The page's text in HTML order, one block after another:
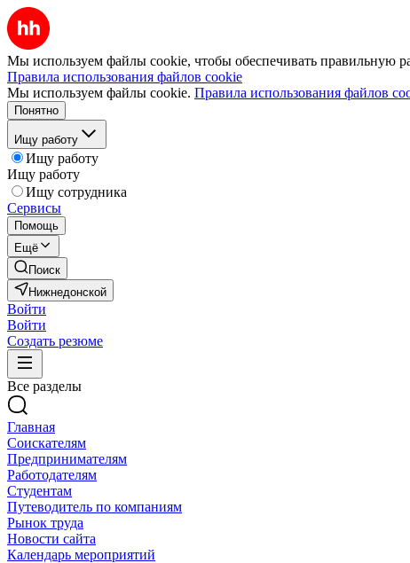
Мы используем файлы cookie, чтобы обеспечивать правильную
Правила использования файлов cookie
Мы используем файлы cookie. Правила использования файлов
Понятно
Ищу работу
Ищу работу
Ищу работу
Ищу сотрудника
Сервисы
Помощь
Ещё
Поиск
Нижнедонской
Войти
Войти
Создать резюме
Все разделы
Главная
Соискателям
Предпринимателям
Работодателям
Студентам
Путеводитель по компаниям
Рынок труда
Новости сайта
Календарь мероприятий